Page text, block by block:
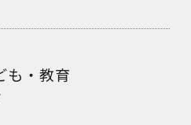
も・教育